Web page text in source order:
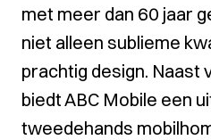
met meer dan 60 jaar
niet alleen sublieme
prachtig design. Naast
biedt ABC Mobile een
tweedehands